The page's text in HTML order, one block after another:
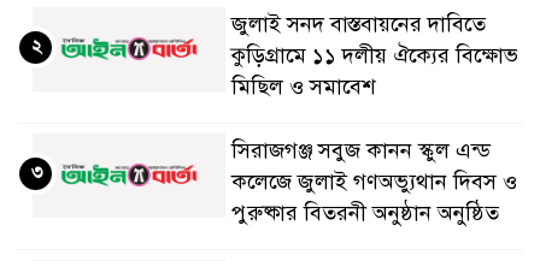
জুলাই সনদ বাস্তবায়নের দাবিতে
কুড়িগ্রামে ১১ দলীয় ঐক্যের বিক্ষোভ
মিছিল ও সমাবেশ
২
সিরাজগঞ্জ সবুজ কানন স্কুল এন্ড
কলেজে জুলাই গণঅভ্যুথান দিবস ও
পুরুষ্কার বিতরনী অনুষ্ঠান অনুষ্ঠিত
৩